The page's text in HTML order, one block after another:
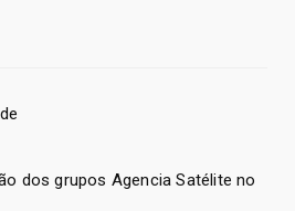
dos grupos Agencia Satélite no